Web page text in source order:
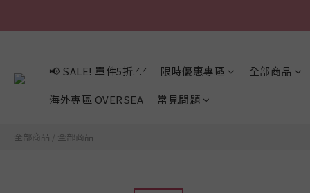
📢 SALE! 單件5折.ᐟ.ᐟ 限時優惠專區
全部商品
海外專區 OVERSEA
常見問題
全部商品 / 全部商品